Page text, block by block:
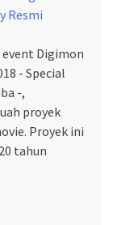
Resmi
event Digimon
- Special
-,
proyek
Proyek ini
tahun